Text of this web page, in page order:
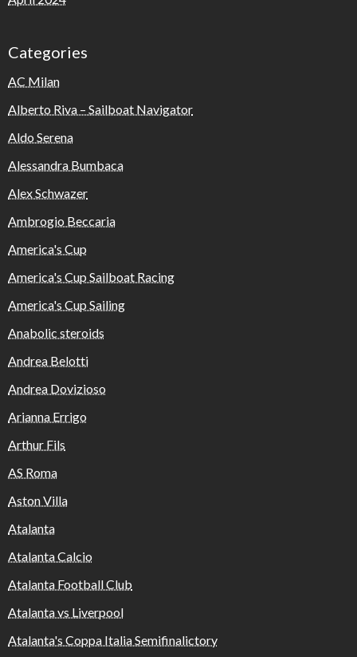
Categories
AC Milan
Alberto Riva – Sailboat Navigator
Aldo Serena
Alessandra Bumbaca
Alex Schwazer
Ambrogio Beccaria
America's Cup
America's Cup Sailboat Racing
America's Cup Sailing
Anabolic steroids
Andrea Belotti
Andrea Dovizioso
Arianna Errigo
Arthur Fils
AS Roma
Aston Villa
Atalanta
Atalanta Calcio
Atalanta Football Club
Atalanta vs Liverpool
Atalanta's Coppa Italia Semifinalictory